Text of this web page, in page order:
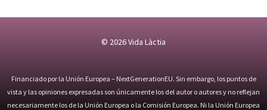
© 2026Vida Làctia
Financiado por la Unión Europea – NextGenerationEU. Sin embargo, los puntos de
vista y las opiniones expresadas son únicamente los del autor o autores y no reflejan
necesariamente los de la Unión Europea o la Comisión Europea. Ni la Unión Europea